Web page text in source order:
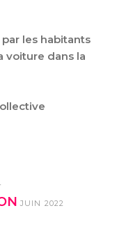
les habitants
voiture dans la
JUIN 2022